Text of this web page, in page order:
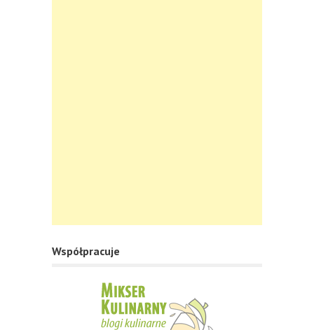
Współpracuje